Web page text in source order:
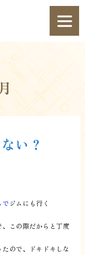
い？
で ジムにも行く
この際だからと丁度
ので、ドキドキしな